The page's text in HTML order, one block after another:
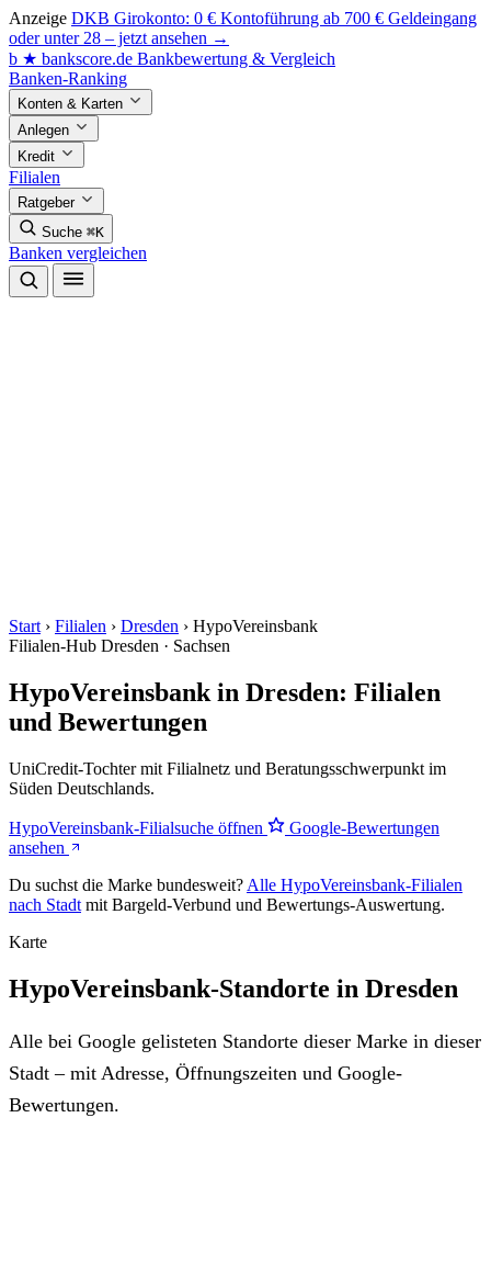
Anzeige DKB Girokonto: 0 € Kontoführung ab 700 € Geldeingang
oder unter 28 – jetzt ansehen →
b ★ bankscore.de Bankbewertung & Vergleich
Banken-Ranking
Konten & Karten
Anlegen
Kredit
Filialen
Ratgeber
Suche ⌘K
Banken vergleichen
Start › Filialen › Dresden › HypoVereinsbank
Filialen-Hub Dresden · Sachsen
HypoVereinsbank in Dresden: Filialen
und Bewertungen
UniCredit-Tochter mit Filialnetz und Beratungsschwerpunkt im
Süden Deutschlands.
HypoVereinsbank-Filialsuche öffnen
Google-Bewertungen
ansehen
Du suchst die Marke bundesweit? Alle HypoVereinsbank-Filialen
nach Stadt mit Bargeld-Verbund und Bewertungs-Auswertung.
Karte
HypoVereinsbank-Standorte in Dresden
Alle bei Google gelisteten Standorte dieser Marke in dieser
Stadt – mit Adresse, Öffnungszeiten und Google-
Bewertungen.